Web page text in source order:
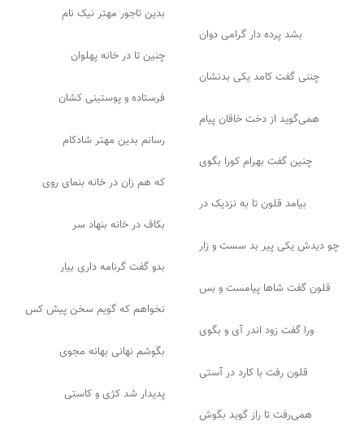
بدین تاجور مهتر نیک نام
بشد پرده دار گرامی دوان
چنین تا در خانه پهلوان
چننی گفت کامد یکی بدنشان
فرستاده و پوستینی کشان
همی‌گوید از دخت خاقان پیام
رسانم بدین مهتر شادکام
چنین گفت بهرام کورا بگوی
که هم زان در خانه بنمای روی
بیامد قلون تا به نزدیک در
بکاف در خانه بنهاد سر
چو دیدش یکی پیر بد سست و زار
بدو گفت گرنامه داری بیار
قلون گفت شاها پیامست و بس
نخواهم که گویم سخن پیش کس
ورا گفت زود اندر آی و بگوی
بگوشم نهانی بهانه مجوی
قلون رفت با کارد در آستی
پدیدار شد کژی و کاستی
همی‌رفت تا راز گوید بگوش